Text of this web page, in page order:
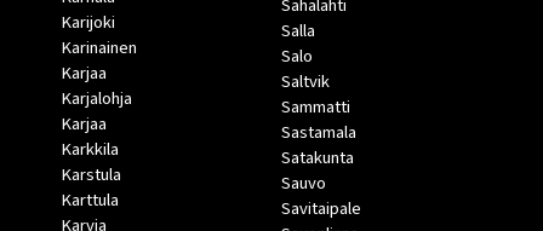
Karijoki
Karinainen
Karjaa
Karjalohja
Karjaa
Karkkila
Karstula
Karttula
Karvia
Sahalahti
Salla
Salo
Saltvik
Sammatti
Sastamala
Satakunta
Sauvo
Savitaipale